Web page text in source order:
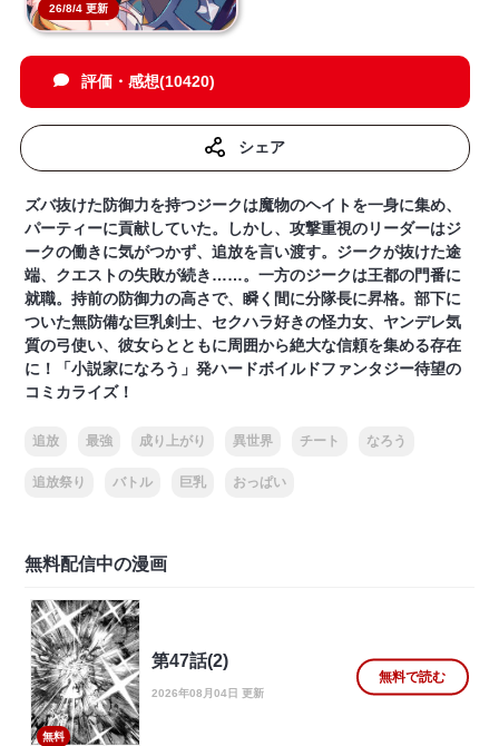
26/8/4 更新
評価・感想(10420)
シェア
ズバ抜けた防御力を持つジークは魔物のヘイトを一身に集め、
パーティーに貢献していた。しかし、攻撃重視のリーダーはジ
ークの働きに気がつかず、追放を言い渡す。ジークが抜けた途
端、クエストの失敗が続き……。一方のジークは王都の門番に
就職。持前の防御力の高さで、瞬く間に分隊長に昇格。部下に
ついた無防備な巨乳剣士、セクハラ好きの怪力女、ヤンデレ気
質の弓使い、彼女らとともに周囲から絶大な信頼を集める存在
に！「小説家になろう」発ハードボイルドファンタジー待望の
コミカライズ！
追放 最強 成り上がり 異世界 チート なろう
追放祭り バトル 巨乳 おっぱい
無料配信中の漫画
無料
第47話(2)
2026年08月04日 更新
無料で読む